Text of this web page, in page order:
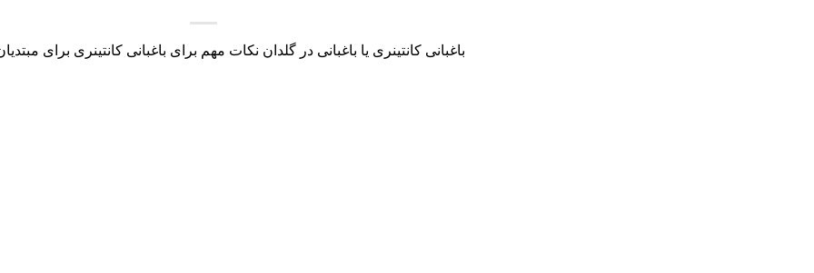
باغبانی کانتینری یا باغبانی در گلدان نکات مهم برای باغبانی کانتینری برای